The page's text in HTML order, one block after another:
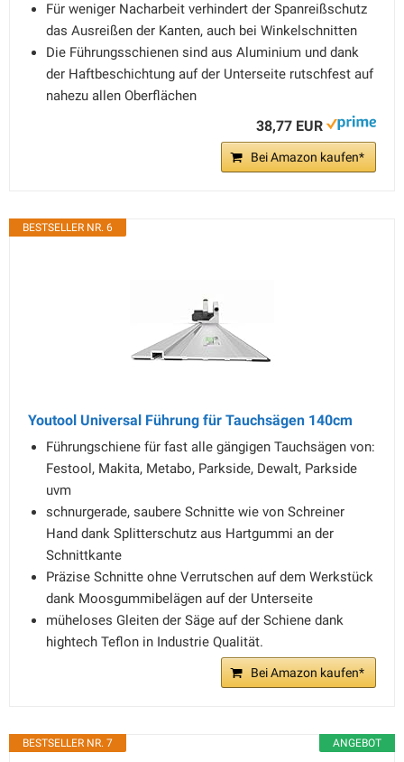
Für weniger Nacharbeit verhindert der Spanreißschutz
das Ausreißen der Kanten, auch bei Winkelschnitten
Die Führungsschienen sind aus Aluminium und dank
der Haftbeschichtung auf der Unterseite rutschfest auf
nahezu allen Oberflächen
38,77 EUR
Bei Amazon kaufen*
BESTSELLER NR. 6
Youtool Universal Führung für Tauchsägen 140cm
Führungschiene für fast alle gängigen Tauchsägen von:
Festool, Makita, Metabo, Parkside, Dewalt, Parkside
uvm
schnurgerade, saubere Schnitte wie von Schreiner
Hand dank Splitterschutz aus Hartgummi an der
Schnittkante
Präzise Schnitte ohne Verrutschen auf dem Werkstück
dank Moosgummibelägen auf der Unterseite
müheloses Gleiten der Säge auf der Schiene dank
hightech Teflon in Industrie Qualität.
Bei Amazon kaufen*
ANGEBOT
BESTSELLER NR. 7